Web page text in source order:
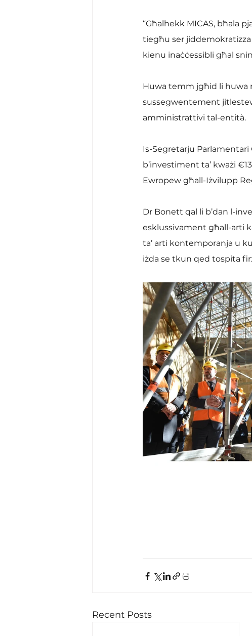
“Għalhekk MICAS, bħala
tiegħu ser jiddemokratizza
kienu inaċċessibli għal
Huwa temm jgħid li huwa
sussegwentement
amministrattivi tal-entità.
Is-Segretarju
b’investiment ta’ kważi
Ewropew għall-Iżvilupp
Dr Bonett qal li b’dan l-
esklussivament għall-arti
ta’ arti kontemporanja u
iżda se tkun qed tospita
Recent Posts